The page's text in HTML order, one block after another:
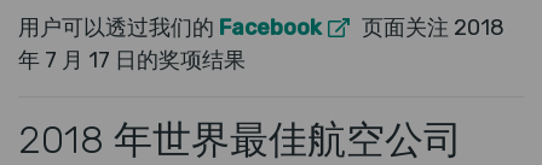
用户可以透过我们的 Facebook
页面关注 2018
年 7 月 17 日的奖项结果
2018 年世界最佳航空公司